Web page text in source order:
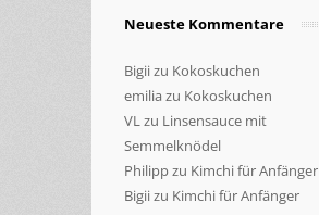
Neueste Kommentare
Bigiizu Kokoskuchen
emilia zu Kokoskuchen
VL zu Linsensauce mit
Semmelknödel
Philippzu Kimchi für Anfänger
Bigiizu Kimchi für Anfänger